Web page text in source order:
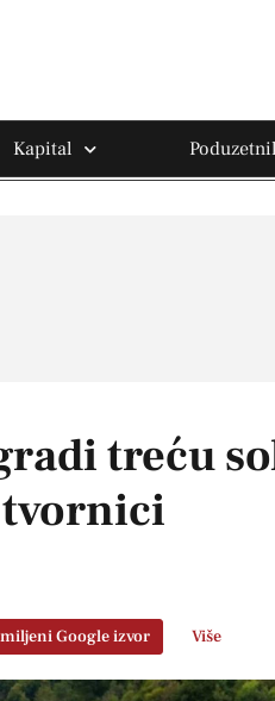
Kapital
treću
Google izvor Više